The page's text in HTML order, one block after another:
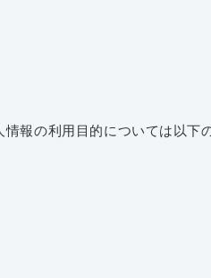
報の利用目的については以下